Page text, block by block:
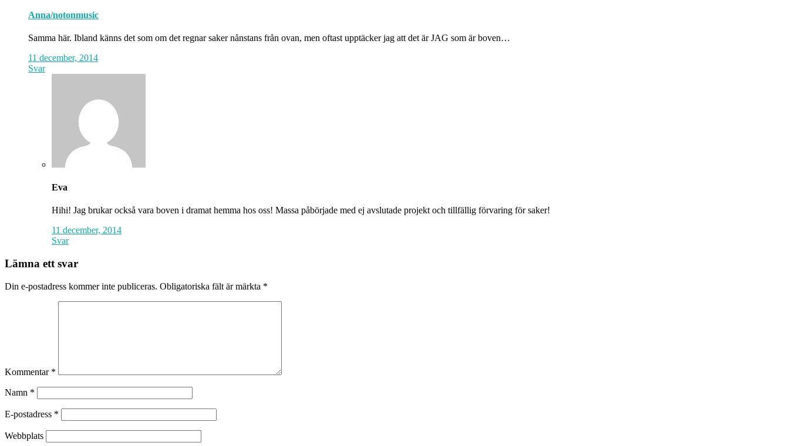
Anna/notonmusic
Samma här. Ibland känns det som om det regnar saker nånstans från ovan, men oftast upptäcker jag att det är JAG som är boven…
11 december, 2014
Svar
Eva
Hihi! Jag brukar också vara boven i dramat hemma hos oss! Massa påbörjade med ej avslutade projekt och tillfällig förvaring för saker!
11 december, 2014
Svar
Lämna ett svar
Din e-postadress kommer inte publiceras. Obligatoriska fält är märkta *
Kommentar *
Namn *
E-postadress *
Webbplats